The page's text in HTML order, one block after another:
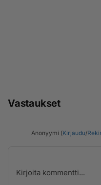
Vastaukset
Anonyymi (Kirjaudu/